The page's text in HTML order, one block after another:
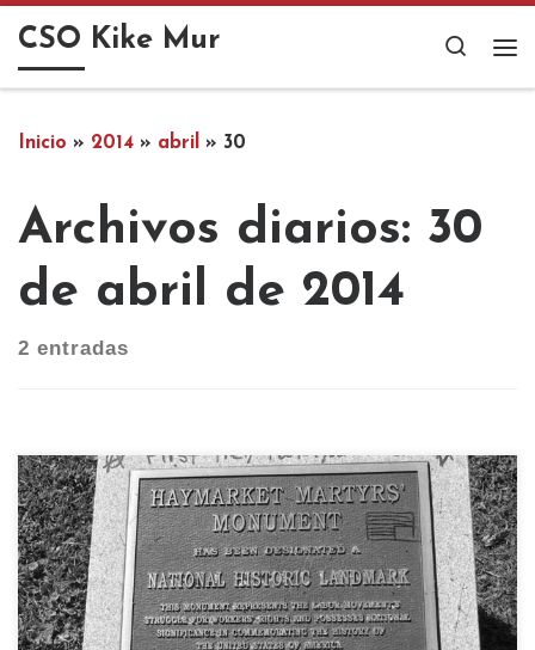
Saltar al contenido
CSO Kike Mur
Search
Inicio » 2014 » abril » 30
Archivos diarios: 30
de abril de 2014
2 entradas
El 1º de Mayo es el día de los trabajadores y
trabajadoras, en memoria de los obreros
anarquistas asesinados en Chicago en el año
1887 por reivindicar la jornada laboral de 8 horas,
convirtiéndose en mártires de la lucha obrera. El